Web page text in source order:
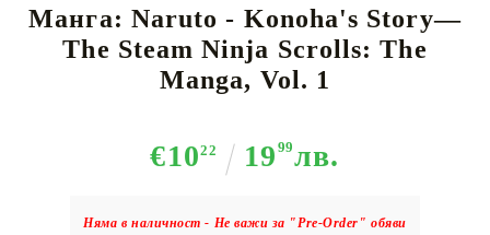
Манга: Naruto - Konoha's Story—
The Steam Ninja Scrolls: The
Manga, Vol. 1
€1022 19 99лв.
Няма в наличност - Не важи за "Pre-Order" обяви